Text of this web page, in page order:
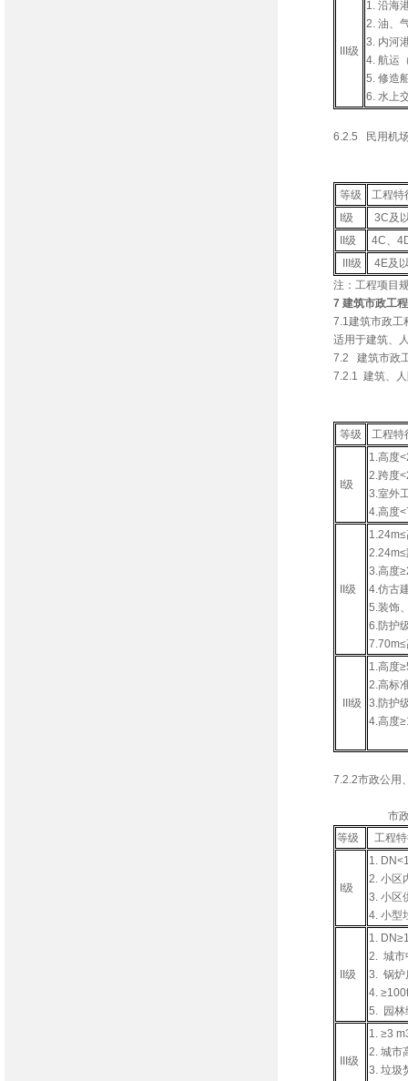
III级
1. 沿海
2. 油、
3. 内河
4. 航运
5. 修造
6. 水上
6.2.5 民用机
等级
工程
I级
3C及
II级
4C、
III级
4E及
注：工程项目
7 建筑市政工程
7.1建筑市政工
适用于建筑、
7.2 建筑市政
7.2.1 建筑、
等级
工程
I级
1.高度
2.跨度
3.室外
4.高度
II级
3.高度
4.仿古
5.装饰
6.防护
III级
1.高度
2.高标
3.防护
4.高度
7.2.2市政公用
市政公用
等级
工程
I级
1.
2. 小区
3. 小区
4. 小型
II级
1.
2. 城市
3. 锅炉
4.
5. 园林
III级
1. ≥3
2. 城市
3. 垃圾